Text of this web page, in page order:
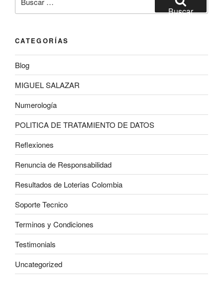
por:
Buscar
CATEGORÍAS
Blog
MIGUEL SALAZAR
Numerología
POLITICA DE TRATAMIENTO DE DATOS
Reflexiones
Renuncia de Responsabilidad
Resultados de Loterias Colombia
Soporte Tecnico
Terminos y Condiciones
Testimonials
Uncategorized